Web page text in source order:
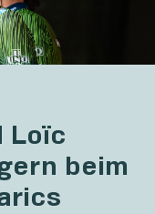
Loïc
beim